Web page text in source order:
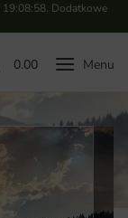
19:08:57. Dodatkowe
0.00